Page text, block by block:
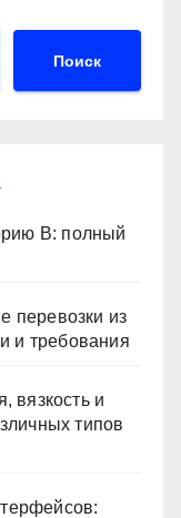
Поиск
В: полный
перевозки из
и требования
вязкость и
типов